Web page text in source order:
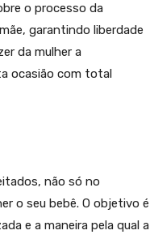
o processo da
garantindo liberdade
da mulher a
ocasião com total
não só no
o seu bebê. O objetivo é
e a maneira pela qual a